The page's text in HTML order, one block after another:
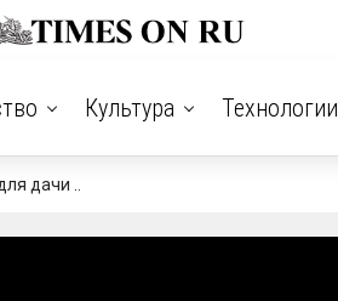
Культура Технологии
дачи ..